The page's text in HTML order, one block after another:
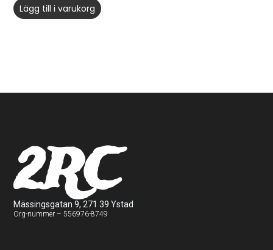
Lägg till i varukorg
2RC
Mässingsgatan 9, 271 39 Ystad
Org-nummer – 556976-8749